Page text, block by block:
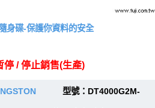
身碟-保護你資料的安全
停 / 停止銷售(生產)
型號：DT4000G2M-